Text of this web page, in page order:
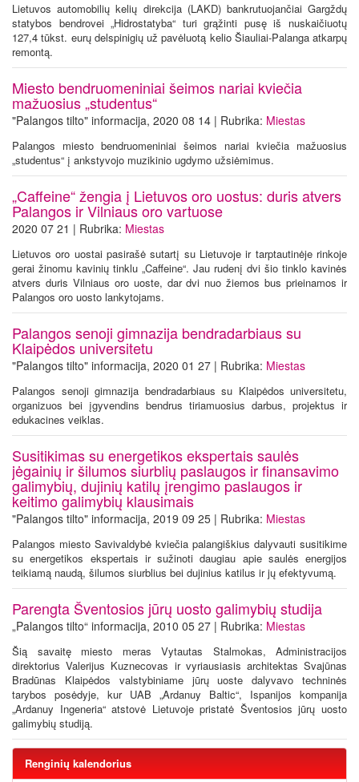
Lietuvos automobilių kelių direkcija (LAKD) bankrutuojančiai Gargždų
statybos bendrovei „Hidrostatyba“ turi grąžinti pusę iš nuskaičiuotų
127,4 tūkst. eurų delspinigių už pavėluotą kelio Šiauliai-Palanga atkarpų
remontą.
Miesto bendruomeniniai šeimos nariai kviečia
mažuosius „studentus“
"Palangos tilto" informacija, 2020 08 14 | Rubrika: Miestas
Palangos miesto bendruomeniniai šeimos nariai kviečia mažuosius
„studentus“ į ankstyvojo muzikinio ugdymo užsiėmimus.
„Caffeine“ žengia į Lietuvos oro uostus: duris atvers
Palangos ir Vilniaus oro vartuose
2020 07 21 | Rubrika: Miestas
Lietuvos oro uostai pasirašė sutartį su Lietuvoje ir tarptautinėje rinkoje
gerai žinomu kavinių tinklu „Caffeine“. Jau rudenį dvi šio tinklo kavinės
atvers duris Vilniaus oro uoste, dar dvi nuo žiemos bus prieinamos ir
Palangos oro uosto lankytojams.
Palangos senoji gimnazija bendradarbiaus su
Klaipėdos universitetu
"Palangos tilto" informacija, 2020 01 27 | Rubrika: Miestas
Palangos senoji gimnazija bendradarbiaus su Klaipėdos universitetu,
organizuos bei įgyvendins bendrus tiriamuosius darbus, projektus ir
edukacines veiklas.
Susitikimas su energetikos ekspertais saulės
jėgainių ir šilumos siurblių paslaugos ir finansavimo
galimybių, dujinių katilų įrengimo paslaugos ir
keitimo galimybių klausimais
"Palangos tilto" informacija, 2019 09 25 | Rubrika: Miestas
Palangos miesto Savivaldybė kviečia palangiškius dalyvauti susitikime
su energetikos ekspertais ir sužinoti daugiau apie saulės energijos
teikiamą naudą, šilumos siurblius bei dujinius katilus ir jų efektyvumą.
Parengta Šventosios jūrų uosto galimybių studija
„Palangos tilto“ informacija, 2010 05 27 | Rubrika: Miestas
Šią savaitę miesto meras Vytautas Stalmokas, Administracijos
direktorius Valerijus Kuznecovas ir vyriausiasis architektas Svajūnas
Bradūnas Klaipėdos valstybiniame jūrų uoste dalyvavo techninės
tarybos posėdyje, kur UAB „Ardanuy Baltic“, Ispanijos kompanija
„Ardanuy Ingeneria“ atstovė Lietuvoje pristatė Šventosios jūrų uosto
galimybių studiją.
Renginių kalendorius